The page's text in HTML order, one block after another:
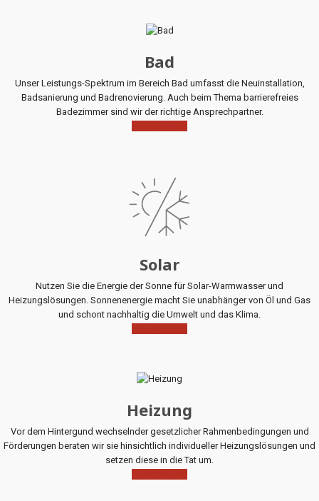
Bad
Unser Leistungs-Spektrum im Bereich Bad umfasst die Neuinstallation,
Badsanierung und Badrenovierung. Auch beim Thema barrierefreies
Badezimmer sind wir der richtige Ansprechpartner.
Solar
Nutzen Sie die Energie der Sonne für Solar-Warmwasser und
Heizungslösungen. Sonnenenergie macht Sie unabhänger von Öl und Gas
und schont nachhaltig die Umwelt und das Klima.
Heizung
Vor dem Hintergund wechselnder gesetzlicher Rahmenbedingungen und
Förderungen beraten wir sie hinsichtlich individueller Heizungslösungen und
setzen diese in die Tat um.